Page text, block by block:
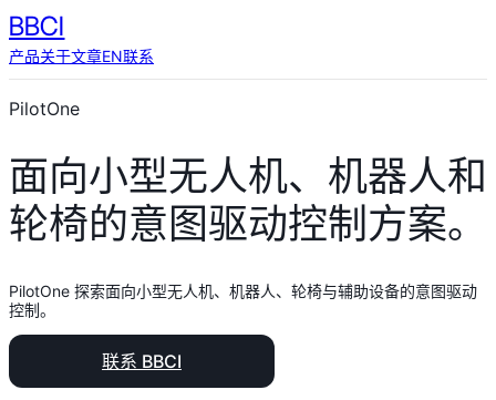
BBCI
产品关于文章EN联系
PilotOne
面向小型无人机、机器人和
轮椅的意图驱动控制方案。
PilotOne 探索面向小型无人机、机器人、轮椅与辅助设备的意图驱动
控制。
联系 BBCI